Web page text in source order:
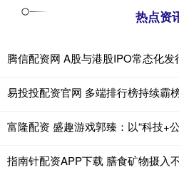
热点资
腾信配资网 A股与港股IPO常态化